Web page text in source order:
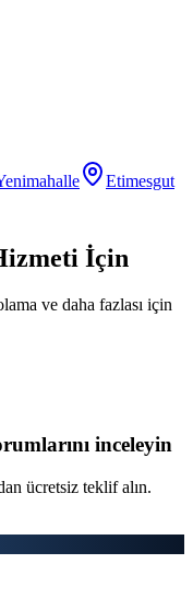
Etimesgut
İçin
ve daha fazlası için
inceleyin
ücretsiz teklif alın.